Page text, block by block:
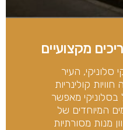
מקצועיים
סלוניקי, העיר
קולינריות
בסלוניקי מאפשר
המיוחדים של
מנות מסורתיות